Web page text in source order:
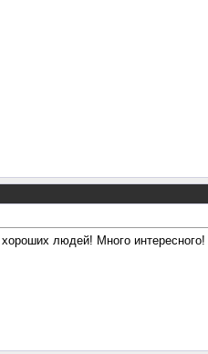
людей! Много